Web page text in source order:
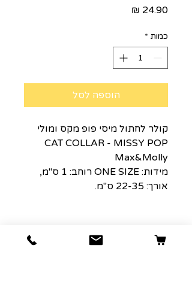
כמות *
הוספה לסל
קולר לחתול מיסי פופ מקס ומולי
CAT COLLAR - MISSY POP
Max&Molly
מידות: ONE SIZE רוחב: 1 ס"מ,
אורך: 22-35 ס"מ.